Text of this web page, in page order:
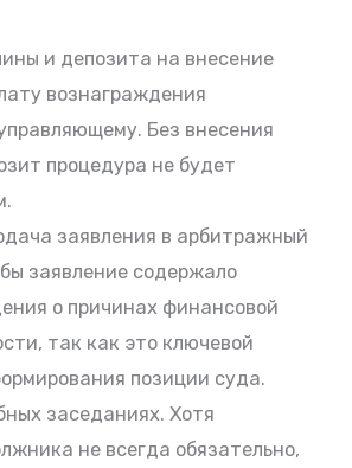
и депозита на внесение
вознаграждения
Без внесения
процедура не будет
заявления в арбитражный
заявление содержало
о причинах финансовой
так как это ключевой
позиции суда.
заседаниях. Хотя
не всегда обязательно,